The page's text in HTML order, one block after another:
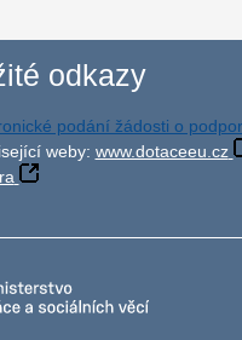
odkazy
podání žádosti o
weby: www.dotaceeu.cz